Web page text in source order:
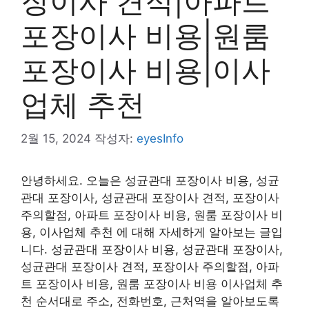
포장이사 비용|원룸
포장이사 비용|이사
업체 추천
2월 15, 2024 작성자: eyesInfo
안녕하세요. 오늘은 성균관대 포장이사 비용, 성균
관대 포장이사, 성균관대 포장이사 견적, 포장이사
주의할점, 아파트 포장이사 비용, 원룸 포장이사 비
용, 이사업체 추천 에 대해 자세하게 알아보는 글입
니다. 성균관대 포장이사 비용, 성균관대 포장이사,
성균관대 포장이사 견적, 포장이사 주의할점, 아파
트 포장이사 비용, 원룸 포장이사 비용 이사업체 추
천 순서대로 주소, 전화번호, 근처역을 알아보도록